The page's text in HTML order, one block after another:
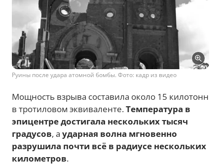
Руины после удара атомной бомбы. Фото: кадр из видео
Мощность взрыва составила около 15 килотонн
в тротиловом эквиваленте.Температура в
эпицентре достигала нескольких тысяч
градусов, а ударная волна мгновенно
разрушила почти всё в радиусе нескольких
километров.